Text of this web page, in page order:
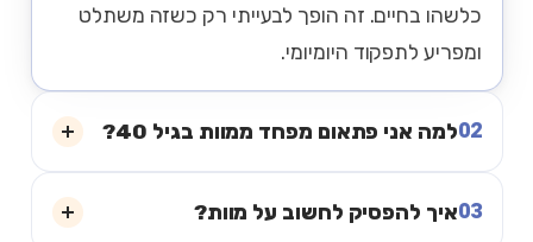
כלשהו בחיים. זה הופך לבעייתי רק כשזה משתלט
ומפריע לתפקוד היומיומי.
02למה אני פתאום מפחד ממוות בגיל 40?
03איך להפסיק לחשוב על מוות?